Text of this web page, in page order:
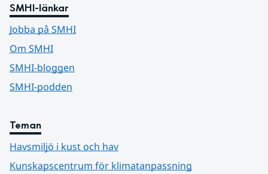
SMHI-länkar
Jobba på SMHI
Om SMHI
SMHI-bloggen
SMHI-podden
Teman
Havsmiljö i kust och hav
Kunskapscentrum för klimatanpassning